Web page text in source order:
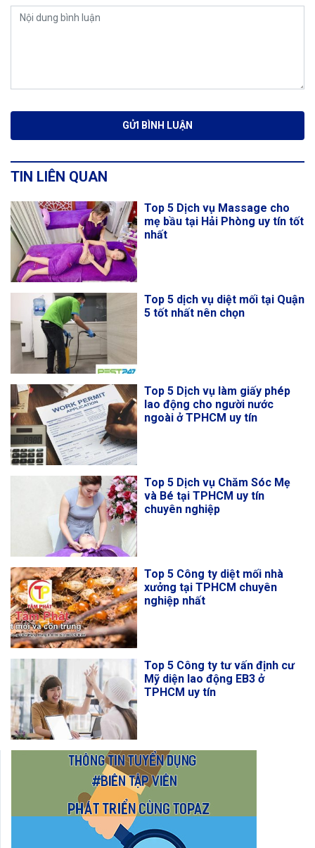
TIN LIÊN QUAN
Top 5 Dịch vụ Massage cho
mẹ bầu tại Hải Phòng uy tín tốt
nhất
Top 5 dịch vụ diệt mối tại Quận
5 tốt nhất nên chọn
Top 5 Dịch vụ làm giấy phép
lao động cho người nước
ngoài ở TPHCM uy tín
Top 5 Dịch vụ Chăm Sóc Mẹ
và Bé tại TPHCM uy tín
chuyên nghiệp
Top 5 Công ty diệt mối nhà
xưởng tại TPHCM chuyên
nghiệp nhất
Top 5 Công ty tư vấn định cư
Mỹ diện lao động EB3 ở
TPHCM uy tín